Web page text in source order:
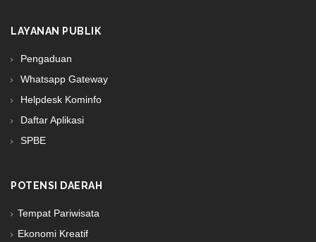
LAYANAN PUBLIK
Pengaduan
Whatsapp Gateway
Helpdesk Kominfo
Daftar Aplikasi
SPBE
POTENSI DAERAH
Tempat Pariwisata
Ekonomi Kreatif